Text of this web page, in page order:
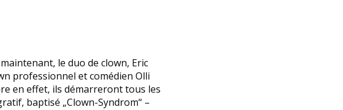
le duo de clown, Eric
professionnel et comédien Olli
en effet, ils démarreront tous les
baptisé „Clown-Syndrom“ –